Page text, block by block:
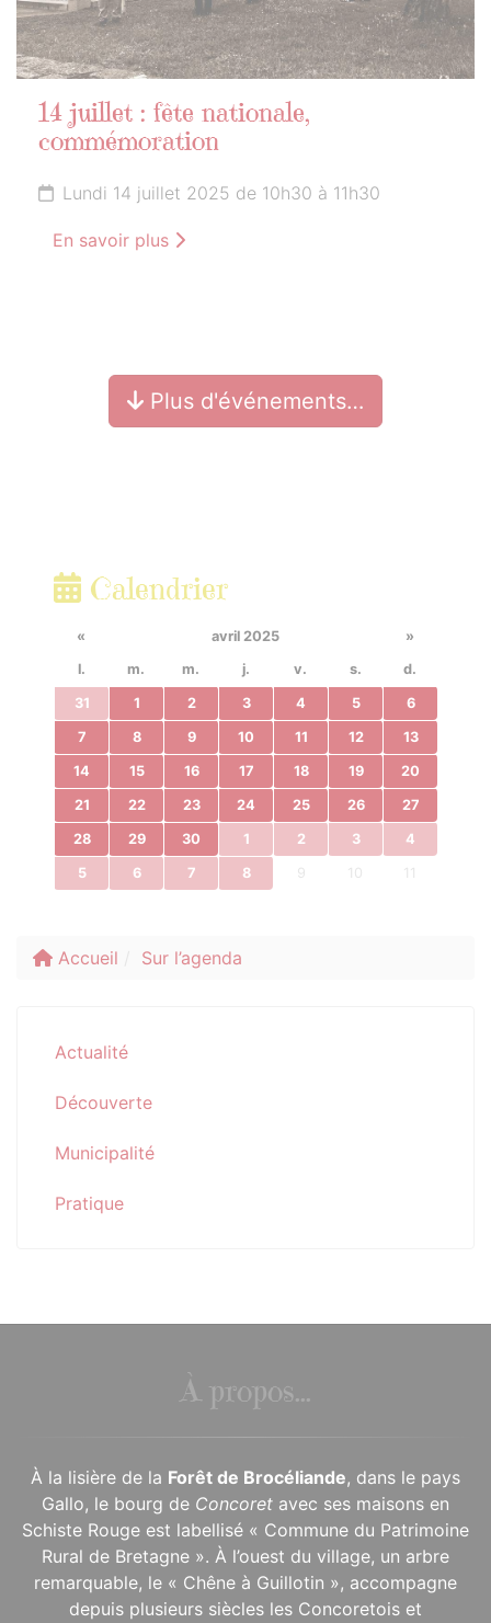
14 juillet : fête nationale,
commémoration
Lundi 14 juillet 2025 de 10h30 à 11h30
En savoir plus
Plus d'événements…
Calendrier
« avril 2025
»
l.
m. m. j. v. s. d.
31 1 2 3 4 5 6
7 8 9 10 11 12 13
14 15 16 17 18 19 20
21 22 23 24 25 26 27
28 29 30 1 2 3 4
5 6 7 8 9 10
Accueil Sur l’agenda
Actualité
Découverte
Municipalité
Pratique
À propos...
À la lisière de la Forêt de Brocéliande, dans le pays
Gallo, le bourg de Concoret avec ses maisons en
Schiste Rouge est labellisé « Commune du Patrimoine
Rural de Bretagne ». À l’ouest du village, un arbre
remarquable, le « Chêne à Guillotin », accompagne
depuis plusieurs siècles les Concoretois et